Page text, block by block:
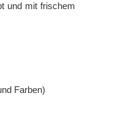
und mit frischem
Farben)